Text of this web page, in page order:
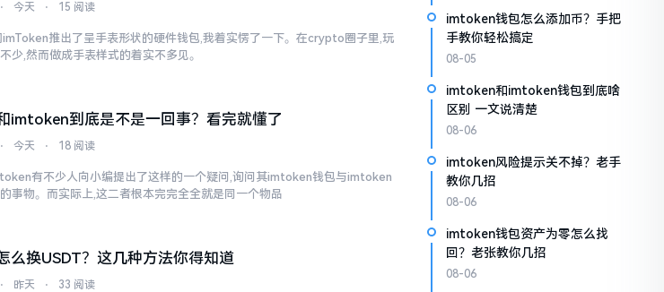
⋅ 今天 ⋅ 15 阅读
imToken推出了呈手表形状的硬件钱包,我着实愣了一下。在crypto圈子里,玩
少,然而做成手表样式的着实不多见。
imtoken到底是不是一回事？看完就懂了
⋅ 今天 ⋅ 18 阅读
有不少人向小编提出了这样的一个疑问,询问其imtoken钱包与imtoken
事物。而实际上,这二者根本完完全全就是同一个物品
么换USDT？这几种方法你得知道
⋅ 昨天 ⋅ 33 阅读
imtoken钱包怎么添加币？手把
手教你轻松搞定
08-05
imtoken和imtoken钱包到底啥
区别 一文说清楚
08-06
imtoken风险提示关不掉？老手
教你几招
08-06
imtoken钱包资产为零怎么找
回？老张教你几招
08-06